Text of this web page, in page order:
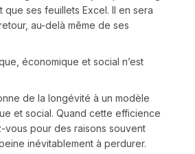
ses feuillets Excel. Il en sera
au-delà même de ses
économique et social n’est
de la longévité à un modèle
et social. Quand cette efficience
vous pour des raisons souvent
inévitablement à perdurer.